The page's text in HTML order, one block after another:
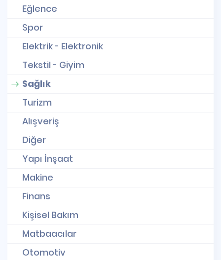
Eğlence
Spor
Elektrik - Elektronik
Tekstil - Giyim
Sağlık
Turizm
Alışveriş
Diğer
Yapı İnşaat
Makine
Finans
Kişisel Bakım
Matbaacılar
Otomotiv